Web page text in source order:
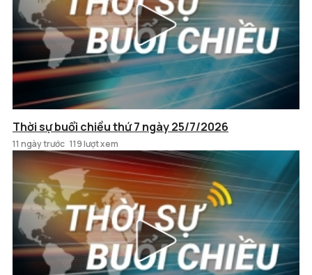
Thời sự buổi chiều thứ 7 ngày 25/7/2026
11 ngày trước 119 lượt xem